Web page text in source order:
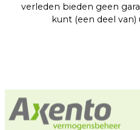
verleden bieden geen
kunt (een deel